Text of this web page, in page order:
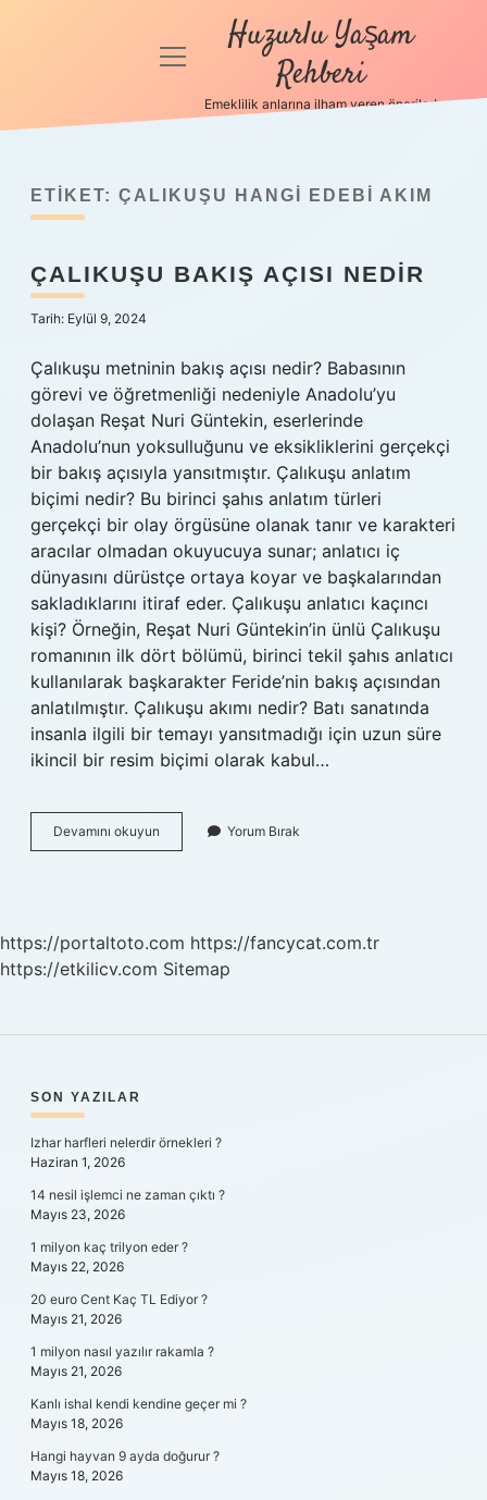
Anasayfa
Politikası
Hakkımızda
menüyü
Huzurlu Yaşam
Rehberi
Emeklilik anlarına ilham veren öneriler!
ETIKET: ÇALIKUŞU HANGI EDEBI AKIM
ÇALIKUŞU BAKIŞ AÇISI NEDIR
Tarih: Eylül 9, 2024
Çalıkuşu metninin bakış açısı nedir? Babasının
görevi ve öğretmenliği nedeniyle Anadolu’yu
dolaşan Reşat Nuri Güntekin, eserlerinde
Anadolu’nun yoksulluğunu ve eksikliklerini gerçekçi
bir bakış açısıyla yansıtmıştır. Çalıkuşu anlatım
biçimi nedir? Bu birinci şahıs anlatım türleri
gerçekçi bir olay örgüsüne olanak tanır ve karakteri
aracılar olmadan okuyucuya sunar; anlatıcı iç
dünyasını dürüstçe ortaya koyar ve başkalarından
sakladıklarını itiraf eder. Çalıkuşu anlatıcı kaçıncı
kişi? Örneğin, Reşat Nuri Güntekin’in ünlü Çalıkuşu
romanının ilk dört bölümü, birinci tekil şahıs anlatıcı
kullanılarak başkarakter Feride’nin bakış açısından
anlatılmıştır. Çalıkuşu akımı nedir? Batı sanatında
insanla ilgili bir temayı yansıtmadığı için uzun süre
ikincil bir resim biçimi olarak kabul…
Devamını okuyun Çalıkuşu
Bakış
Yorum Bırak
https://portaltoto.com https://fancycat.com.tr
https://etkilicv.com Sitemap
SIDEBAR
SON YAZILAR
Izhar harfleri nelerdir örnekleri ?
Haziran 1, 2026
14 nesil işlemci ne zaman çıktı ?
Mayıs 23, 2026
1 milyon kaç trilyon eder ?
Mayıs 22, 2026
20 euro Cent Kaç TL Ediyor ?
Mayıs 21, 2026
1 milyon nasıl yazılır rakamla ?
Mayıs 21, 2026
Kanlı ishal kendi kendine geçer mi ?
Mayıs 18, 2026
Hangi hayvan 9 ayda doğurur ?
Mayıs 18, 2026